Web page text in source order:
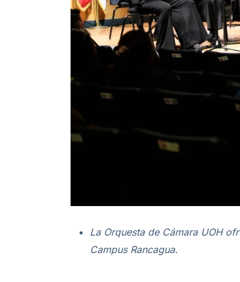
La Orquesta de Cámara UOH
Campus Rancagua.